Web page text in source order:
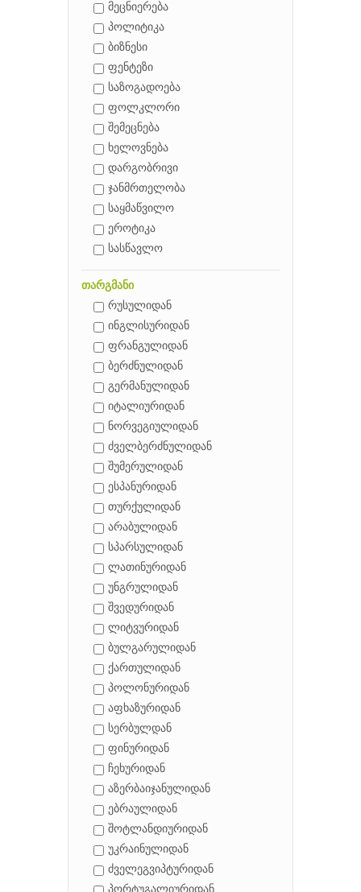
მეცნიერება
პოლიტიკა
ბიზნესი
ფენტეზი
საზოგადოება
ფოლკლორი
შემეცნება
ხელოვნება
დარგობრივი
ჯანმრთელობა
საყმაწვილო
ეროტიკა
სასწავლო
თარგმანი
რუსულიდან
ინგლისურიდან
ფრანგულიდან
ბერძნულიდან
გერმანულიდან
იტალიურიდან
ნორვეგიულიდან
ძველბერძნულიდან
შუმერულიდან
ესპანურიდან
თურქულიდან
არაბულიდან
სპარსულიდან
ლათინურიდან
უნგრულიდან
შვედურიდან
ლიტვურიდან
ბულგარულიდან
ქართულიდან
პოლონურიდან
აფხაზურიდან
სერბულდან
ფინურიდან
ჩეხურიდან
აზერბაიჯანულიდან
ებრაულიდან
შოტლანდიურიდან
უკრაინულიდან
ძველეგვიპტურიდან